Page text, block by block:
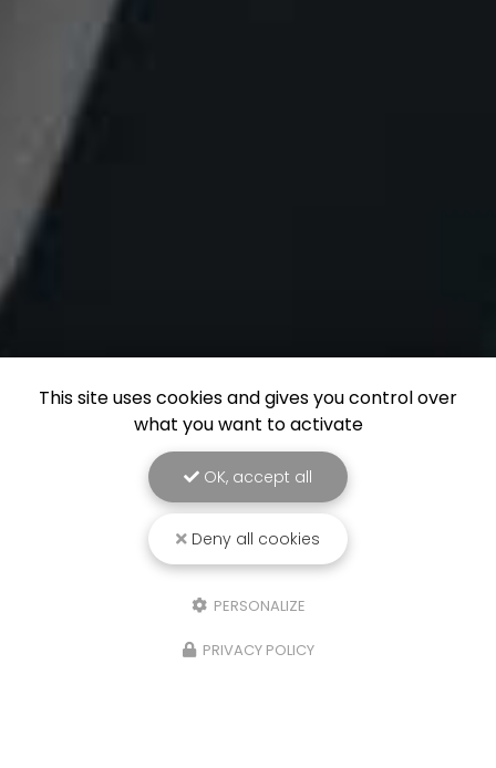
This site uses cookies and gives you control over
what you want to activate
OK, accept all
Deny all cookies
PERSONALIZE
PRIVACY POLICY